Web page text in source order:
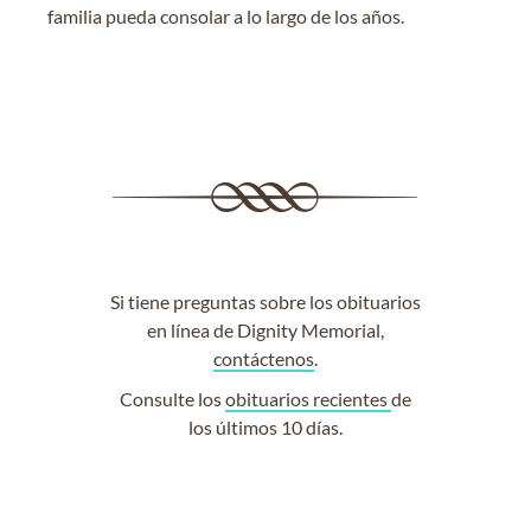
familia pueda consolar a lo largo de los años.
Si tiene preguntas sobre los obituarios
en línea de Dignity Memorial,
contáctenos.
Consulte losobituarios recientesde
los últimos 10 días.